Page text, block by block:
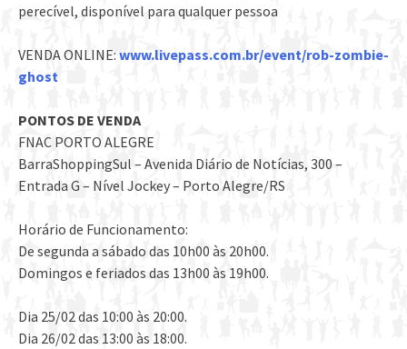
perecível, disponível para qualquer pessoa
VENDA ONLINE: www.livepass.com.br/event/rob-zombie-
ghost
PONTOS DE VENDA
FNAC PORTO ALEGRE
BarraShoppingSul – Avenida Diário de Notícias, 300 –
Entrada G – Nível Jockey – Porto Alegre/RS
Horário de Funcionamento:
De segunda a sábado das 10h00 às 20h00.
Domingos e feriados das 13h00 às 19h00.
Dia 25/02 das 10:00 às 20:00.
Dia 26/02 das 13:00 às 18:00.